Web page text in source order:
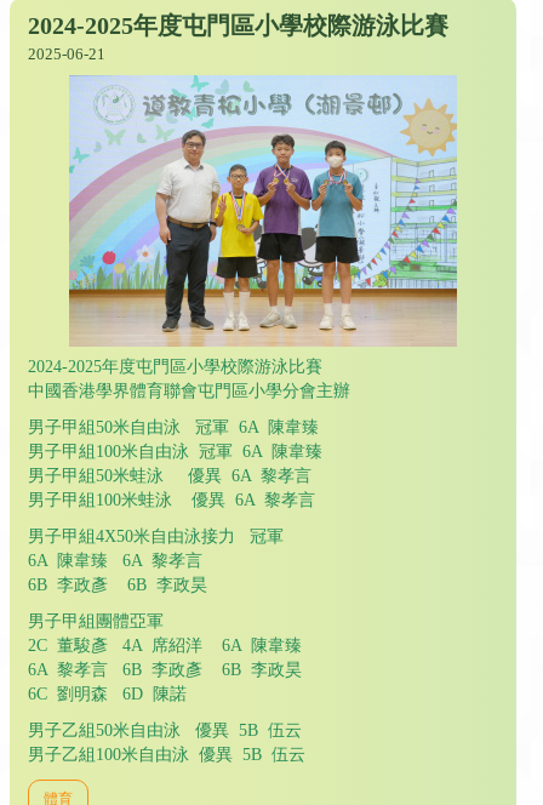
2024-2025年度屯門區小學校際游泳比賽
2025-06-21
2024-2025年度屯門區小學校際游泳比賽
中國香港學界體育聯會屯門區小學分會主辦
男子甲組50米自由泳 冠軍 6A 陳韋臻
男子甲組100米自由泳 冠軍 6A 陳韋臻
男子甲組50米蛙泳 優異 6A 黎孝言
男子甲組100米蛙泳 優異 6A 黎孝言
男子甲組4X50米自由泳接力 冠軍
6A 陳韋臻 6A 黎孝言
6B 李政彥 6B 李政昊
男子甲組團體亞軍
2C 董駿彥 4A 席紹洋 6A 陳韋臻
6A 黎孝言 6B 李政彥 6B 李政昊
6C 劉明森 6D 陳諾
男子乙組50米自由泳 優異 5B 伍云
男子乙組100米自由泳 優異 5B 伍云
體育